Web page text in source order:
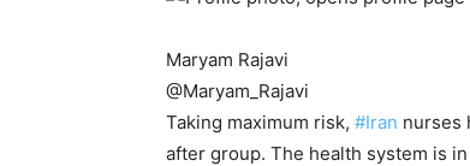
Maryam Rajavi
@Maryam_Rajavi
Taking maximum risk, #Iran nurses
after group. The health system is